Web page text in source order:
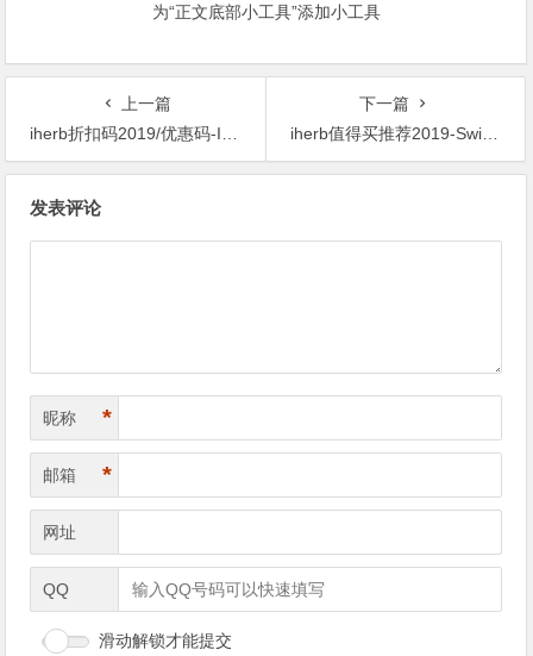
为“正文底部小工具”添加小工具
上一篇
iherb折扣码2019/优惠码-Iherb官网周年庆护发产品额外77折促销另有中秋活动88折促销
下一篇
iherb值得买推荐2019-Swisse Ultiboost 肝脏排毒 180片 $21.39 原价$26.49 19% OFF
发表评论
昵称 *
邮箱 *
网址
QQ
滑动解锁才能提交